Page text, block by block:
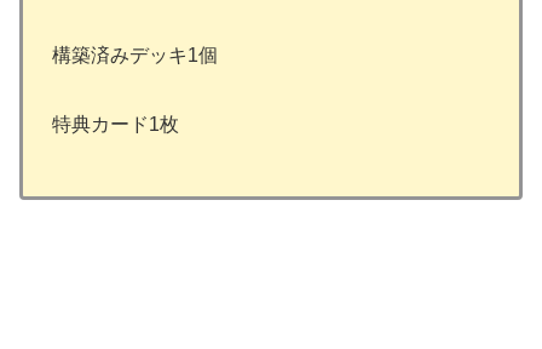
構築済みデッキ1個
特典カード1枚